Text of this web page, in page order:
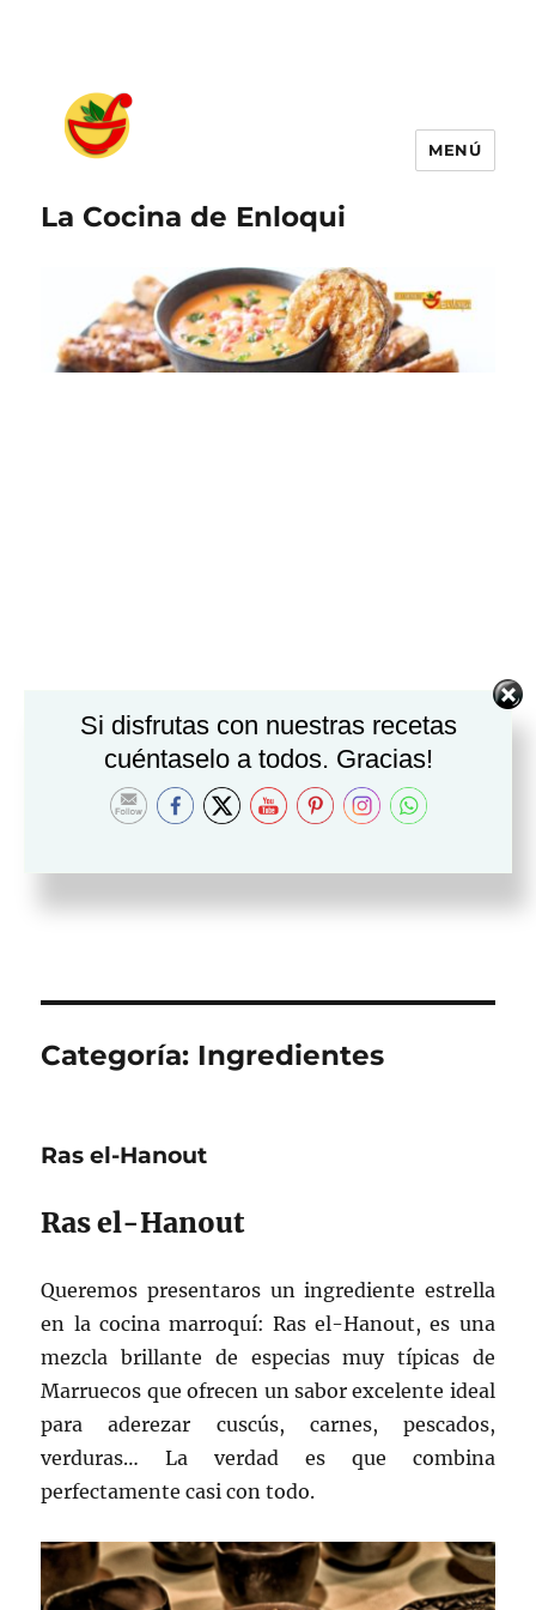
La Cocina de Enloqui
MENÚ
Categoría: Ingredientes
Ras el-Hanout
Ras el-Hanout
Queremos presentaros un ingrediente estrella
en la cocina marroquí: Ras el-Hanout, es una
mezcla brillante de especias muy típicas de
Marruecos que ofrecen un sabor excelente ideal
para aderezar cuscús, carnes, pescados,
verduras… La verdad es que combina
perfectamente casi con todo.
Si disfrutas con nuestras recetas
cuéntaselo a todos. Gracias!